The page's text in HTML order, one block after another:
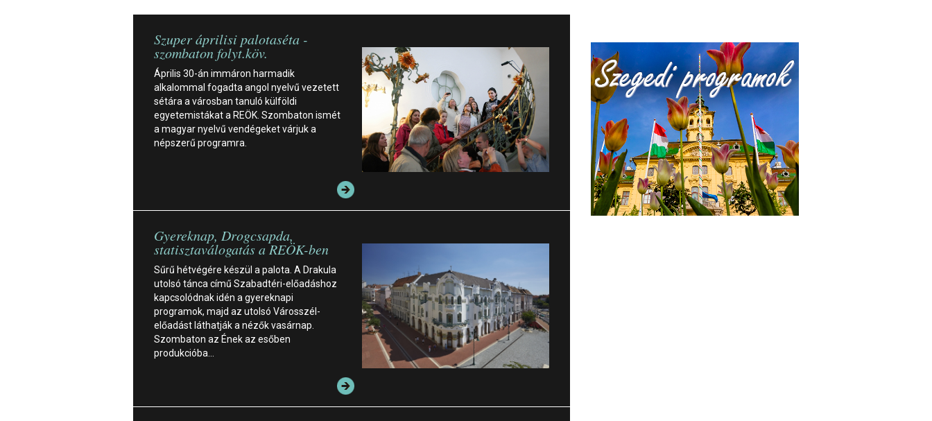
Szuper áprilisi palotaséta -
szombaton folyt.köv.
Április 30-án immáron harmadik
alkalommal fogadta angol nyelvű vezetett
sétára a városban tanuló külföldi
egyetemistákat a REÖK. Szombaton ismét
a magyar nyelvű vendégeket várjuk a
népszerű programra.
Gyereknap, Drogcsapda,
statisztaválogatás a REÖK-ben
Sűrű hétvégére készül a palota. A Drakula
utolsó tánca című Szabadtéri-előadáshoz
kapcsolódnak idén a gyereknapi
programok, majd az utolsó Városszél-
előadást láthatják a nézők vasárnap.
Szombaton az Ének az esőben
produkcióba…